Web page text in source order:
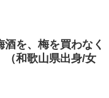
を、梅を買わなく
（和歌山県出身/女